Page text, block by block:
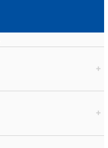
+
+